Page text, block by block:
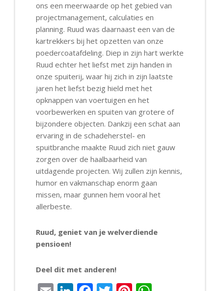
ons een meerwaarde op het gebied van
projectmanagement, calculaties en
planning. Ruud was daarnaast een van de
kartrekkers bij het opzetten van onze
poedercoatafdeling. Diep in zijn hart werkte
Ruud echter het liefst met zijn handen in
onze spuiterij, waar hij zich in zijn laatste
jaren het liefst bezig hield met het
opknappen van voertuigen en het
voorbewerken en spuiten van grotere of
bijzondere objecten. Dankzij een schat aan
ervaring in de schadeherstel- en
spuitbranche maakte Ruud zich niet gauw
zorgen over de haalbaarheid van
uitdagende projecten. Wij zullen zijn kennis,
humor en vakmanschap enorm gaan
missen, maar gunnen hem vooral het
allerbeste.
Ruud, geniet van je welverdiende
pensioen!
Deel dit met anderen!